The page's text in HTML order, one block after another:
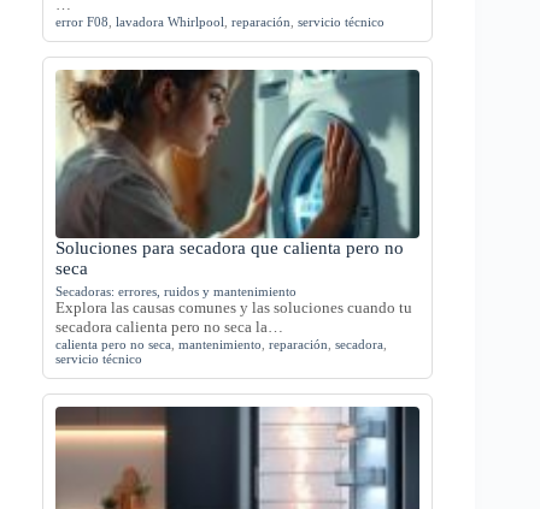
error F08 lavadora Whirlpool reparación servicio técnico
Soluciones para secadora que calienta pero no
seca
Secadoras: errores, ruidos y mantenimiento
Explora las causas comunes y las soluciones cuando tu
secadora calienta pero no seca la…
calienta pero no seca mantenimiento reparación secadora
servicio técnico